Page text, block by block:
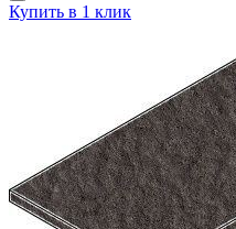
Купить в 1 клик